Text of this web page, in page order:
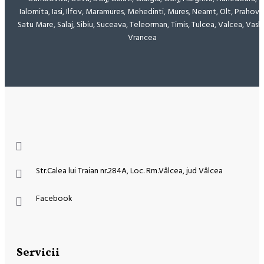
Ialomita, Iasi, Ilfov, Maramures, Mehedinti, Mures, Neamt, Olt,
Satu Mare, Salaj, Sibiu, Suceava, Teleorman, Timis, Tulcea, Valcea,
Vrancea
Str.Calea lui Traian nr.284A, Loc. Rm.Vâlcea, jud Vâlcea
Facebook
Servicii